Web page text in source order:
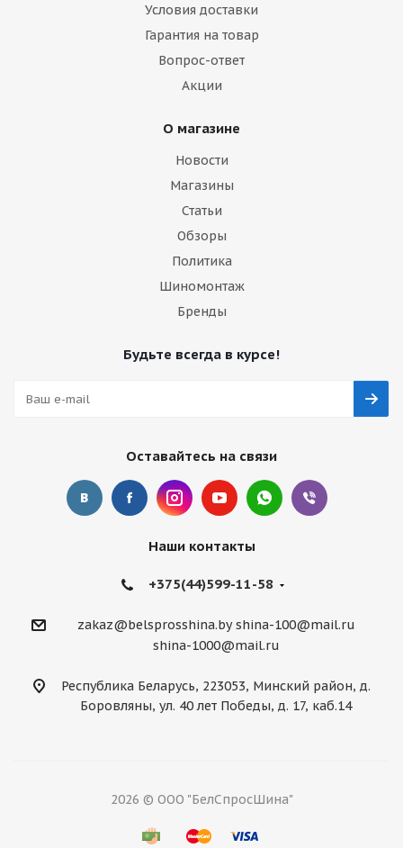
Условия доставки
Гарантия на товар
Вопрос-ответ
Акции
О магазине
Новости
Магазины
Статьи
Обзоры
Политика
Шиномонтаж
Бренды
Будьте всегда в курсе!
Оставайтесь на связи
Наши контакты
+375(44)599-11-58
zakaz@belsprosshina.by shina-100@mail.ru
shina-1000@mail.ru
Республика Беларусь, 223053, Минский район, д.
Боровляны, ул. 40 лет Победы, д. 17, каб.14
2026 © ООО "БелСпросШина"